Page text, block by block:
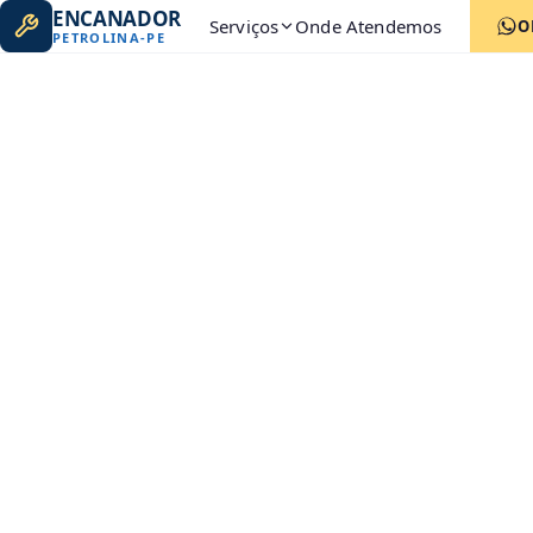
ENCANADOR
PETROLINA-PE Serviços Onde Atendemos